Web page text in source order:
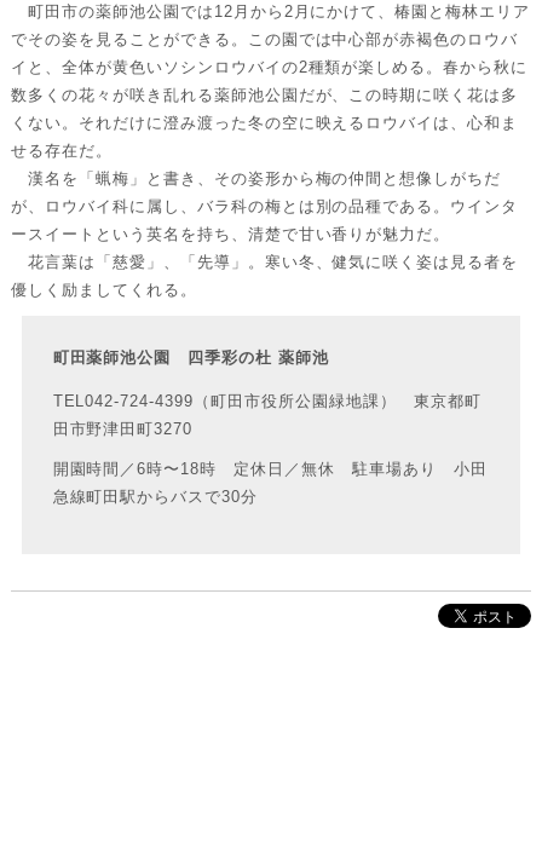
町田市の薬師池公園では12月から2月にかけて、椿園と梅林エリア
でその姿を見ることができる。この園では中心部が赤褐色のロウバ
イと、全体が黄色いソシンロウバイの2種類が楽しめる。春から秋に
数多くの花々が咲き乱れる薬師池公園だが、この時期に咲く花は多
くない。それだけに澄み渡った冬の空に映えるロウバイは、心和ま
せる存在だ。
漢名を「蝋梅」と書き、その姿形から梅の仲間と想像しがちだ
が、ロウバイ科に属し、バラ科の梅とは別の品種である。ウインタ
ースイートという英名を持ち、清楚で甘い香りが魅力だ。
花言葉は「慈愛」、「先導」。寒い冬、健気に咲く姿は見る者を
優しく励ましてくれる。
町田薬師池公園 四季彩の杜 薬師池
TEL042-724-4399（町田市役所公園緑地課） 東京都町
田市野津田町3270
開園時間／6時〜18時 定休日／無休 駐車場あり 小田
急線町田駅からバスで30分